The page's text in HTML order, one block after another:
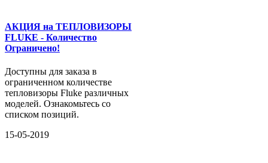
АКЦИЯ на ТЕПЛОВИЗОРЫ
FLUKE - Количество
Ограничено!
Доступны для заказа в
ограниченном количестве
тепловизоры Fluke различных
моделей. Ознакомьтесь со
списком позиций.
15-05-2019